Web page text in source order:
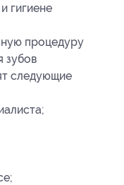
гигиене
процедуру
зубов
следующие